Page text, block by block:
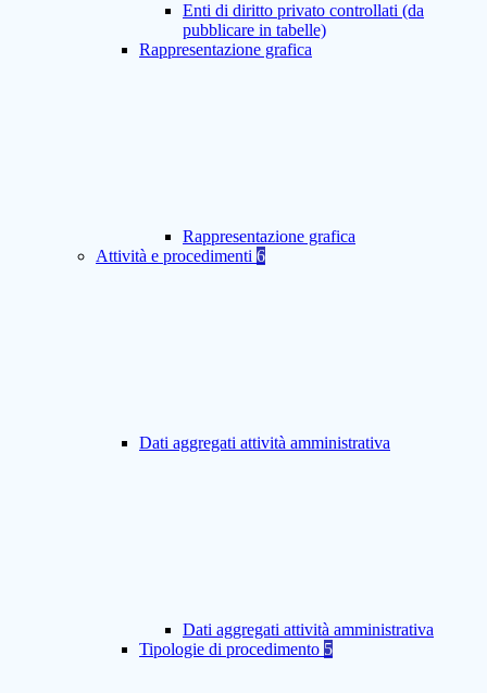
Enti di diritto privato controllati (da
pubblicare in tabelle)
Rappresentazione grafica
Rappresentazione grafica
Attività e procedimenti 6
Dati aggregati attività amministrativa
Dati aggregati attività amministrativa
Tipologie di procedimento 5